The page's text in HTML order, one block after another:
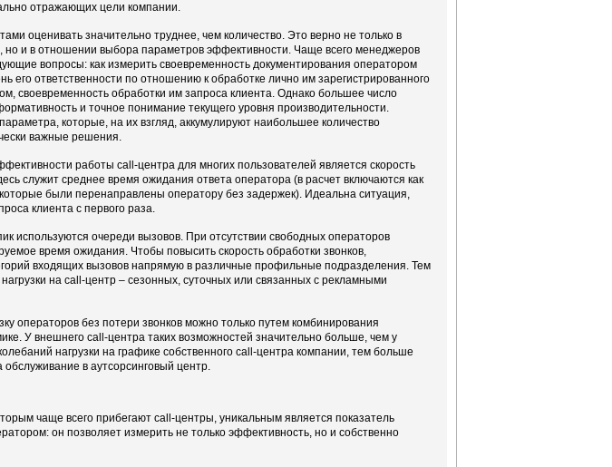
отражающих цели компании.
оценивать значительно труднее, чем количество. Это верно не только в
но и в отношении выбора параметров эффективности. Чаще всего менеджеров
вопросы: как измерить своевременность документирования оператором
его ответственности по отношению к обработке лично им зарегистрированного
своевременность обработки им запроса клиента. Однако большее число
и точное понимание текущего уровня производительности.
которые, на их взгляд, аккумулируют наибольшее количество
важные решения.
работы call-центра для многих пользователей является скорость
служит среднее время ожидания ответа оператора (в расчет включаются как
были перенаправлены оператору без задержек). Идеальна ситуация,
клиента с первого раза.
используются очереди вызовов. При отсутствии свободных операторов
время ожидания. Чтобы повысить скорость обработки звонков,
входящих вызовов напрямую в различные профильные подразделения. Тем
на call-центр – сезонных, суточных или связанных с рекламными
операторов без потери звонков можно только путем комбинирования
У внешнего call-центра таких возможностей значительно больше, чем у
нагрузки на графике собственного call-центра компании, тем больше
обслуживание в аутсорсинговый центр.
чаще всего прибегают call-центры, уникальным является показатель
он позволяет измерить не только эффективность, но и собственно